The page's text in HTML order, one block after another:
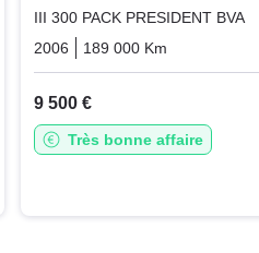
Hybrid_essence_electric
III 300 PACK PRESIDENT BVA
2006
189 000 Km
9 500 €
Très bonne affaire